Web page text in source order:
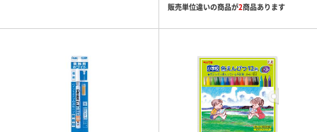
販売単位違いの商品が2商品あります